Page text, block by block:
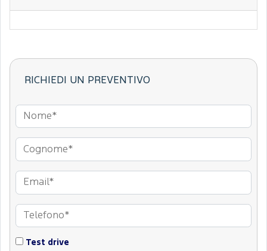
RICHIEDI UN PREVENTIVO
Test drive